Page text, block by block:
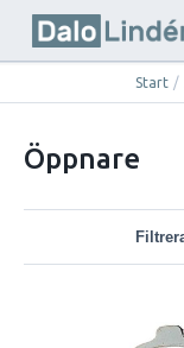
Start /
Öppnare